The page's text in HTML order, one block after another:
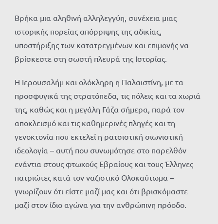
Βρήκα μια αληθινή αλληλεγγύη, συνέχεια μιας
ιστορικής πορείας απόρριψης της αδικίας,
υποστήριξης των κατατρεγμένων και επιμονής να
βρίσκεστε στη σωστή πλευρά της Ιστορίας.
Η Ιερουσαλήμ και ολόκληρη η Παλαιστίνη, με τα
προσφυγικά της στρατόπεδα, τις πόλεις και τα χωριά
της, καθώς και η μεγάλη Γάζα σήμερα, παρά τον
αποκλεισμό και τις καθημερινές πληγές και τη
γενοκτονία που εκτελεί η ρατσιστική σιωνιστική
ιδεολογία – αυτή που συνωμότησε στο παρελθόν
ενάντια στους φτωχούς Εβραίους και τους Έλληνες
πατριώτες κατά τον ναζιστικό Ολοκαύτωμα –
γνωρίζουν ότι είστε μαζί μας και ότι βρισκόμαστε
μαζί στον ίδιο αγώνα για την ανθρώπινη πρόοδο.